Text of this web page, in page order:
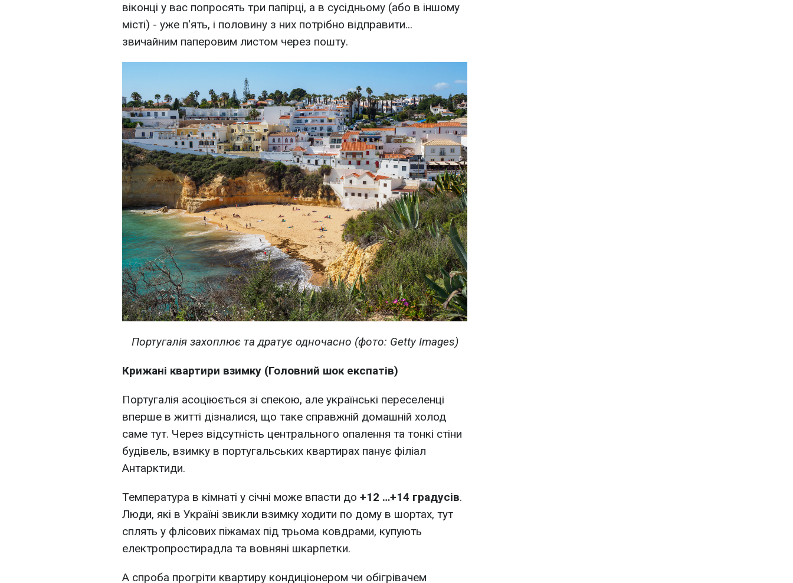
віконці у вас попросять три папірці, а в сусідньому (або в іншому
місті) - уже п'ять, і половину з них потрібно відправити...
звичайним паперовим листом через пошту.
Португалія захоплює та дратує одночасно (фото: Getty Images)
Крижані квартири взимку (Головний шок експатів)
Португалія асоціюється зі спекою, але українські переселенці
вперше в житті дізналися, що таке справжній домашній холод
саме тут. Через відсутність центрального опалення та тонкі стіни
будівель, взимку в португальських квартирах панує філіал
Антарктиди.
Температура в кімнаті у січні може впасти до +12 …+14 градусів.
Люди, які в Україні звикли взимку ходити по дому в шортах, тут
сплять у флісових піжамах під трьома ковдрами, купують
електропростирадла та вовняні шкарпетки.
А спроба прогріти квартиру кондиціонером чи обігрівачем